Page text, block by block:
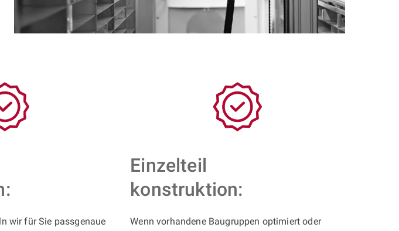
wir für Sie passgenaue
Einzelteil
konstruktion:
Wenn vorhandene Baugruppen optimiert oder